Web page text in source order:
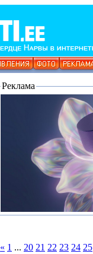
Реклама
« 1 ... 20 21 22 23 24 25